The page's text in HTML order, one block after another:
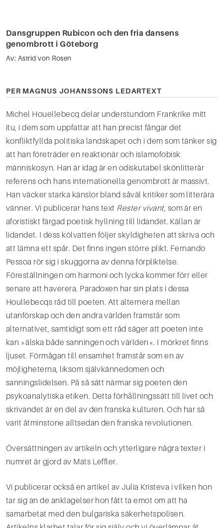
Dansgruppen Rubicon och den fria dansens
genombrott i Göteborg
Av: Astrid von Rosen
PER MAGNUS JOHANSSONS LEDARTEXT
Michel Houellebecq delar understundom Frankrike mitt
itu, i dem som uppfattar att han precist fångar det
konfliktfyllda politiska landskapet och i dem som tänker sig
att han företräder en reaktionär och is­lamofobisk
människosyn. Han är idag är en odiskutabel skönlitterär
referens och hans internationella genombrott är massivt.
Han väcker starka känslor bland såväl kritiker som litterära
vänner. Vi publice­rar hans text Rester vivant, som är en
aforistiskt färgad poetisk hyllning till lidandet. Källan är
lidandet. I dess kölvatten följer skyldigheten att skriva och
att lämna ett spår. Det finns ingen större plikt. Fer­nando
Pessoa rör sig i skuggorna av denna förpliktelse.
Föreställningen om harmoni och lycka kom­mer förr eller
senare att haverera. Paradoxen har sin plats i dessa
Houllebecqs råd till poeten. Att alter­nera mellan
utanförskap och den andra världen framstår som
alternativet, samtidigt som ett råd säger att poeten inte
kan »älska både sanningen och världen«. I mörkret finns
ljuset. Förmågan till ensamhet framstår som en av
möjligheterna, liksom självkännedomen och
sanningslidelsen. På så sätt närmar sig poeten den
psykoanalytiska etiken. Detta förhållningssätt till livet och
skrivandet är en del av den franska kulturen. Och har så
varit åtminstone alltsedan den franska revolutionen.
Översättningen av artikeln och ytterligare några texter i
numret är gjord av Mats Leffler.
Vi publicerar också en artikel av Julia Kristeva i vilken hon
tar sig an de anklagelser hon fått ta emot om att ha
samarbetat med den bulgariska säkerhetspolisen.